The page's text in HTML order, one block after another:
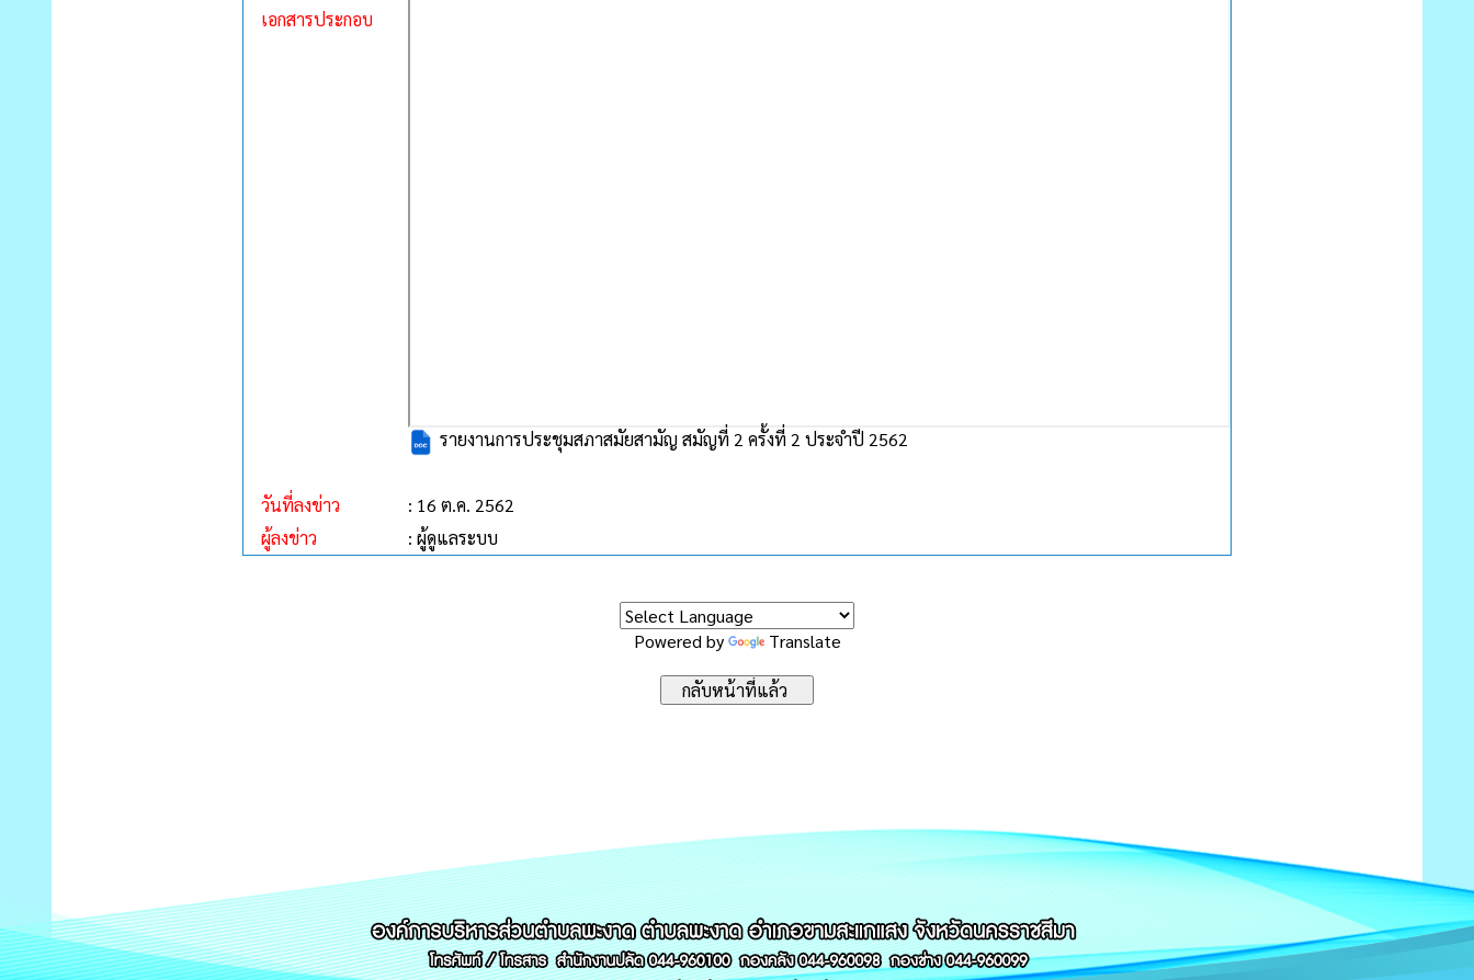
เอกสารประกอบ
รายงานการประชุมสภาสมัยสามัญ สมัญที่ 2 ครั้งที่ 2 ประจำปี 2562
วันที่ลงข่าว
: 16 ต.ค. 2562
ผู้ลงข่าว
: ผู้ดูแลระบบ
Powered by Translate